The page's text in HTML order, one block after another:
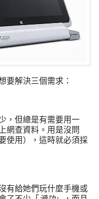
要解決三個需求：
，但總是有需要用一
網查資料。用是沒問
使用），這時就必須採
有給她們玩什麼手機或